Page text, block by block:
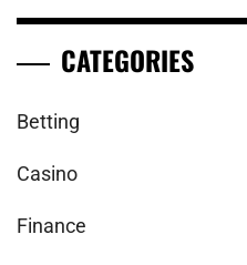
CATEGORIES
Betting
Casino
Finance